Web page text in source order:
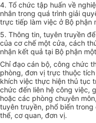
4. Tổ chức tập huấn về
nhân trong quá trình giải
trực tiếp làm việc ở Bộ phận
5. Thông tin, tuyên truyền
của cơ chế một cửa, cách
nhận kết quả tại Bộ phận
Chỉ đạo cán bộ, công chức
phòng, đơn vị trực thuộc
khích việc thực hiện thủ tục
chức đến liên hệ công việc,
hoặc các phòng chuyên
tuyên truyền, phổ biến
thể, cơ quan, đơn vị.